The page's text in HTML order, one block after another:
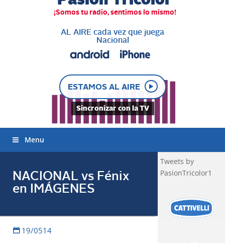
AL AIRE cada vez que juega
Nacional
ESTAMOS AL AIRE
Sincronizar con la TV
Menu
NACIONAL vs Fénix
en IMÁGENES
19/0514
Tweets by
PasionTricolor1